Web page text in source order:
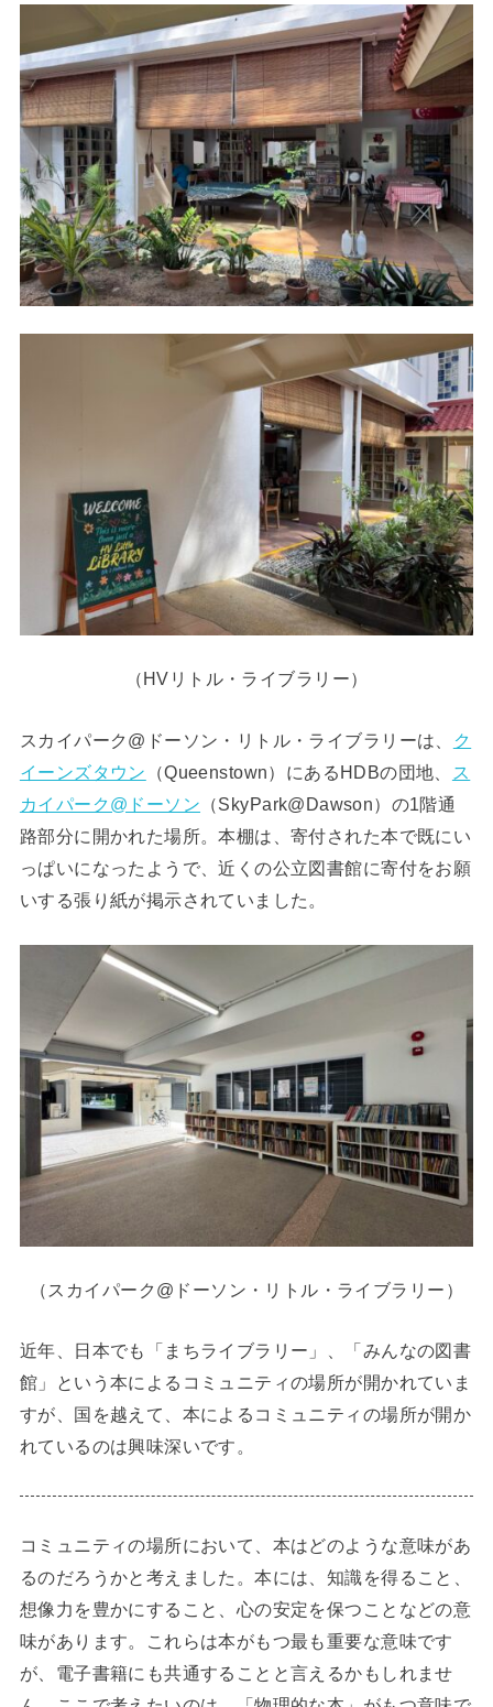
（HVリトル・ライブラリー）
スカイパーク@ドーソン・リトル・ライブラリーは、
ク
イーンズタウン （Queenstown）にあるHDBの団地、
ス
カイパーク@ドーソン （SkyPark@Dawson）の1階通
路部分に開かれた場所。本棚は、寄付された本で既にい
っぱいになったようで、近くの公立図書館に寄付をお願
いする張り紙が掲示されていました。
（スカイパーク@ドーソン・リトル・ライブラリー）
近年、日本でも「まちライブラリー」、「みんなの図書
館」という本によるコミュニティの場所が開かれていま
すが、国を越えて、本によるコミュニティの場所が開か
れているのは興味深いです。
コミュニティの場所において、本はどのような意味があ
るのだろうかと考えました。本には、知識を得ること、
想像力を豊かにすること、心の安定を保つことなどの意
味があります。これらは本がもつ最も重要な意味です
が、電子書籍にも共通することと言えるかもしれませ